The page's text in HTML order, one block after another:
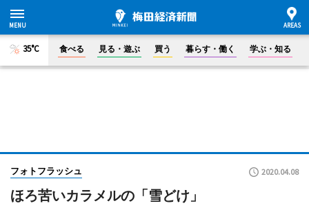
35°C 食べる 見る・遊ぶ 買う 暮らす・働く 学ぶ・知る
フォトフラッシュ 2020.04.08
ほろ苦いカラメルの「雪どけ」